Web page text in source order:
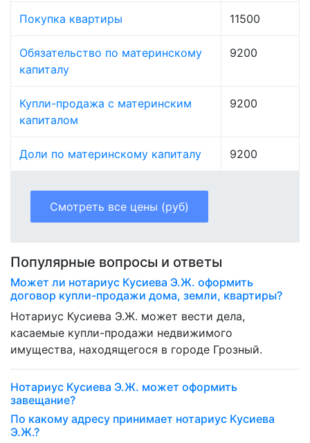
Покупка квартиры 11500
Обязательство по материнскому
капиталу
9200
Купли-продажа с материнским
капиталом
9200
Доли по материнскому капиталу 9200
Смотреть все цены (руб)
Популярные вопросы и ответы
Может ли нотариус Кусиева Э.Ж. оформить
договор купли-продажи дома, земли, квартиры?
Нотариус Кусиева Э.Ж. может вести дела,
касаемые купли-продажи недвижимого
имущества, находящегося в городе Грозный.
Нотариус Кусиева Э.Ж. может оформить
завещание?
По какому адресу принимает нотариус Кусиева
Э.Ж.?